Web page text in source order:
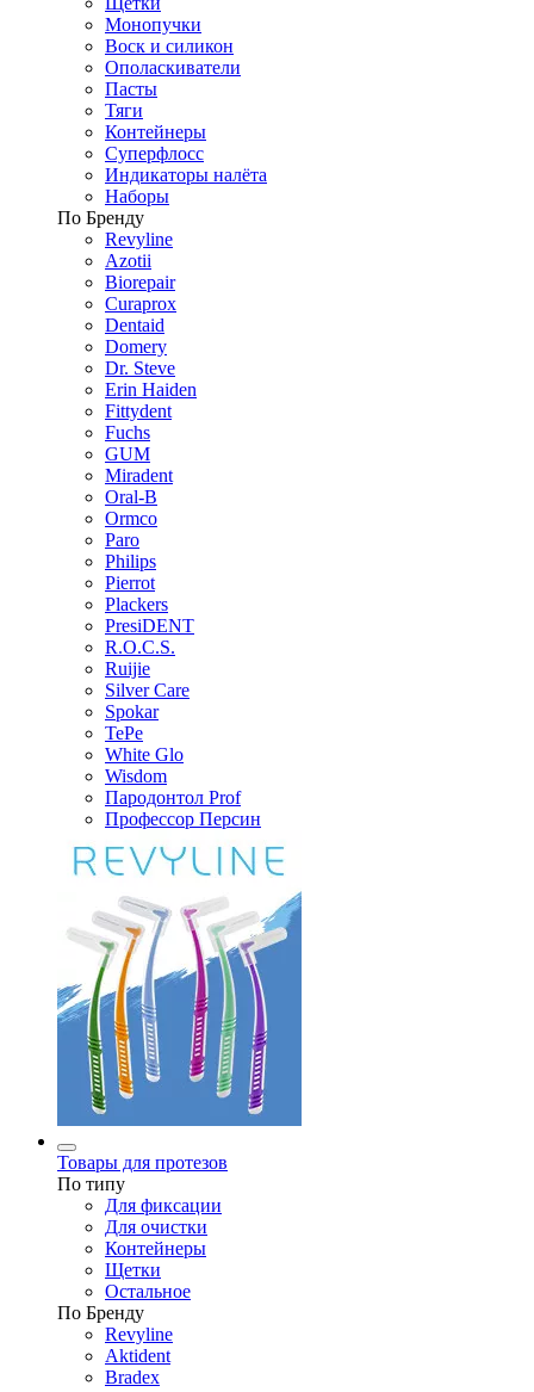
Монопучки
Воск и силикон
Ополаскиватели
Пасты
Тяги
Контейнеры
Суперфлосс
Индикаторы налёта
Наборы
По Бренду
Revyline
Azotii
Biorepair
Curaprox
Dentaid
Domery
Dr. Steve
Erin Haiden
Fittydent
Fuchs
GUM
Miradent
Oral-B
Ormco
Paro
Philips
Pierrot
Plackers
PresiDENT
R.O.C.S.
Ruijie
Silver Care
Spokar
TePe
White Glo
Wisdom
Пародонтол Prof
Профессор Персин
Товары для протезов
По типу
Для фиксации
Для очистки
Контейнеры
Щетки
Остальное
По Бренду
Revyline
Aktident
Bradex